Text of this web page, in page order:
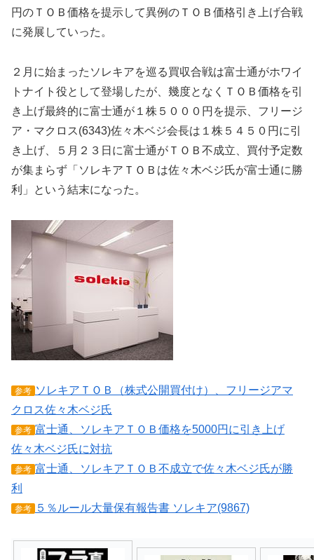
円のＴＯＢ価格を提示して異例のＴＯＢ価格引き上げ合戦
に発展していった。
２月に始まったソレキアを巡る買収合戦は富士通がホワイ
トナイト役として登場したが、幾度となくＴＯＢ価格を引
き上げ最終的に富士通が１株５０００円を提示、フリージ
ア・マクロス(6343)佐々木ベジ会長は１株５４５０円に引
き上げ、５月２３日に富士通がＴＯＢ不成立、買付予定数
が集まらず「ソレキアＴＯＢは佐々木ベジ氏が富士通に勝
利」という結末になった。
参考 ソレキアＴＯＢ（株式公開買付け）、フリージアマ
クロス佐々木ベジ氏
参考 富士通、ソレキアＴＯＢ価格を5000円に引き上げ
佐々木ベジ氏に対抗
参考 富士通、ソレキアＴＯＢ不成立で佐々木ベジ氏が勝
利
参考 ５％ルール大量保有報告書 ソレキア(9867)